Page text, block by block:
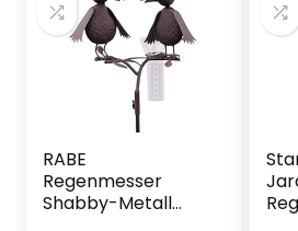
RABE
Regenmesser
Shabby-Metall